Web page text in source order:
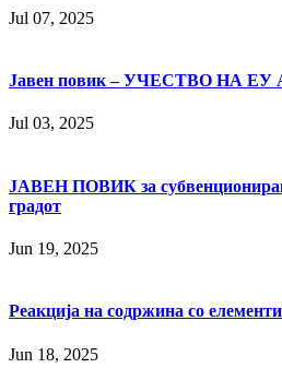
Jul 07, 2025
Јавен повик – УЧЕСТВО НА
Jul 03, 2025
ЈАВЕН ПОВИК за
градот
Jun 19, 2025
Реакција на содржина со
Jun 18, 2025